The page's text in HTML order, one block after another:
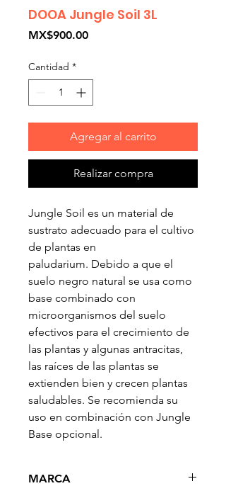
DOOA Jungle Soil 3L
MX$900.00Precio
Cantidad *
Agregar al carrito
Realizar compra
Jungle Soil es un material de
sustrato adecuado para el cultivo
de plantas en
paludarium. Debido a que el
suelo negro natural se usa como
base combinado con
microorganismos del suelo
efectivos para el crecimiento de
las plantas y algunas antracitas,
las raíces de las plantas se
extienden bien y crecen plantas
saludables. Se recomienda su
uso en combinación con Jungle
Base opcional.
MARCA